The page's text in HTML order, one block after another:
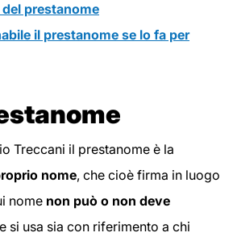
prestanome
il prestanome se lo fa per
Treccani il prestanome è la
nome, che cioè firma in luogo
nome non può o non deve
si usa sia con riferimento a chi